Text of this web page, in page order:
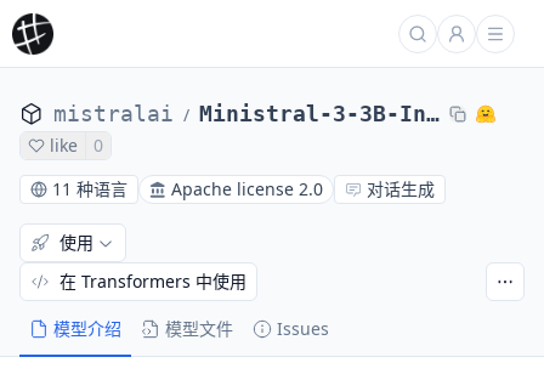
mistralai / Ministral-3-3B-Instruct-2512-GGUF
like
0
11 种语言
Apache license 2.0 对话生成
模型介绍 模型文件 Issues
使用
在 Transformers 中使用